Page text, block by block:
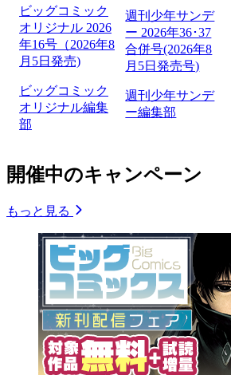
ビッグコミック
オリジナル 2026
年16号（2026年8
月5日発売)
ビッグコミック
オリジナル編集
部
週刊少年サンデ
ー 2026年36･37
合併号(2026年8
月5日発売号)
週刊少年サンデ
ー編集部
開催中のキャンペーン
もっと見る